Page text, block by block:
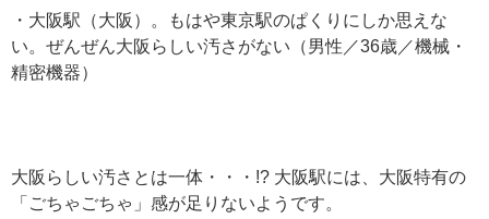
・大阪駅（大阪）。もはや東京駅のぱくりにしか思えな
い。ぜんぜん大阪らしい汚さがない（男性／36歳／機械・
精密機器）
大阪らしい汚さとは一体・・・!? 大阪駅には、大阪特有の
「ごちゃごちゃ」感が足りないようです。